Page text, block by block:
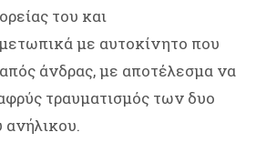
του και
με αυτοκίνητο που
άνδρας, με αποτέλεσμα να
τραυματισμός των δυο